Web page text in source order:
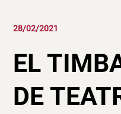
28/02/2021
EL
DE